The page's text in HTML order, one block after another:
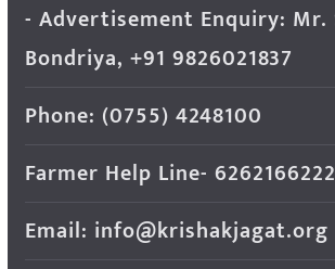
- Advertisement Enquiry: Mr.
Bondriya, +91 9826021837
Phone: (0755) 4248100
Farmer Help Line- 6262166222
Email: info@krishakjagat.org